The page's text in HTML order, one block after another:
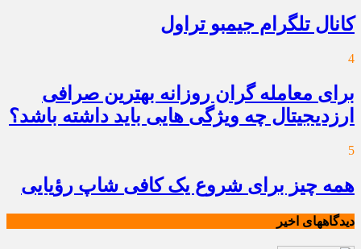
کانال تلگرام جیمبو تراول
4
برای معامله گران روزانه بهترین صرافی
ارزدیجیتال چه ویژگی هایی باید داشته باشد؟
5
همه چیز برای شروع یک کافی شاپ رؤیایی
دیدگاههای اخیر